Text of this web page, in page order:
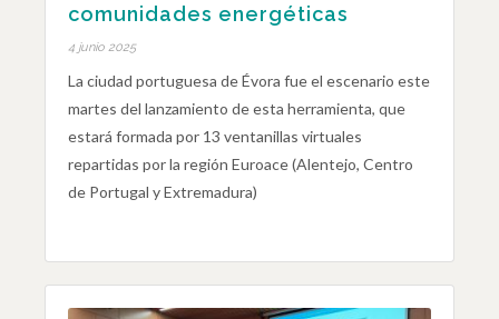
comunidades energéticas
4 junio 2025
La ciudad portuguesa de Évora fue el escenario este
martes del lanzamiento de esta herramienta, que
estará formada por 13 ventanillas virtuales
repartidas por la región Euroace (Alentejo, Centro
de Portugal y Extremadura)